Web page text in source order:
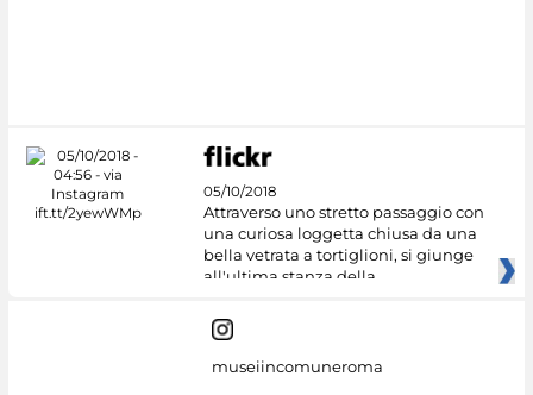
05/10/2018
Attraverso uno stretto passaggio con
una curiosa loggetta chiusa da una
bella vetrata a tortiglioni, si giunge
all'ultima stanza della
museiincomuneroma